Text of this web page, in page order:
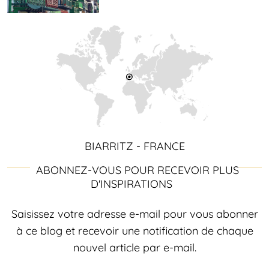
BIARRITZ - FRANCE
ABONNEZ-VOUS POUR RECEVOIR PLUS
D'INSPIRATIONS
Saisissez votre adresse e-mail pour vous abonner
à ce blog et recevoir une notification de chaque
nouvel article par e-mail.